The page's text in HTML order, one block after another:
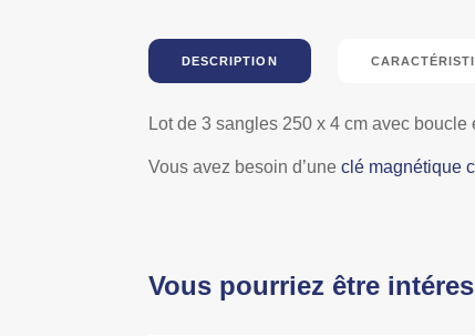
DESCRIPTION
Lot de 3 sangles 250 x 4 cm avec boucle
Vous avez besoin d’uneclé magnétique
Vous pourriez être